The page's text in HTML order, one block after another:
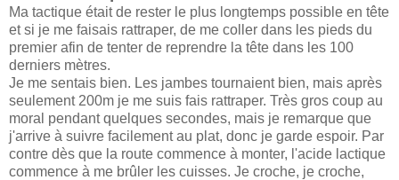
Ma tactique était de rester le plus longtemps possible en tête
et si je me faisais rattraper, de me coller dans les pieds du
premier afin de tenter de reprendre la tête dans les 100
derniers mètres.
Je me sentais bien. Les jambes tournaient bien, mais après
seulement 200m je me suis fais rattraper. Très gros coup au
moral pendant quelques secondes, mais je remarque que
j'arrive à suivre facilement au plat, donc je garde espoir. Par
contre dès que la route commence à monter, l'acide lactique
commence à me brûler les cuisses. Je croche, je croche,